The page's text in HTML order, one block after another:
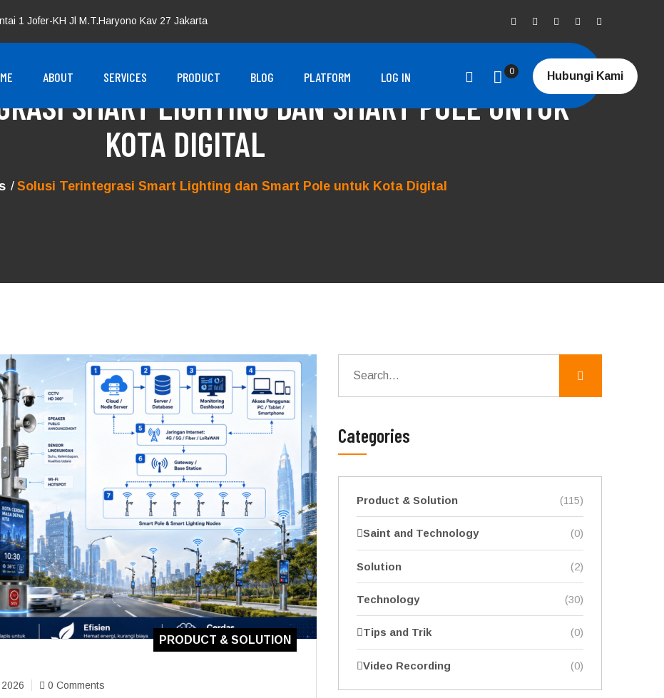
1 Jofer-KH Jl M.T.Haryono Kav 27 Jakarta
ABOUT SERVICES PRODUCT BLOG PLATFORM LOG IN 0 Hubungi Kami
SMART LIGHTING DAN SMART POLE UNTUK
KOTA DIGITAL
Solusi Terintegrasi Smart Lighting dan Smart Pole untuk Kota Digital
PRODUCT & SOLUTION
0 Comments
Categories
Product & Solution (115)
Saint and Technology (0)
Solution (2)
Technology (30)
Tips and Trik (0)
Video Recording (0)